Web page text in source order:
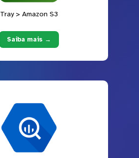
Tray > Amazon S3
Saiba mais →